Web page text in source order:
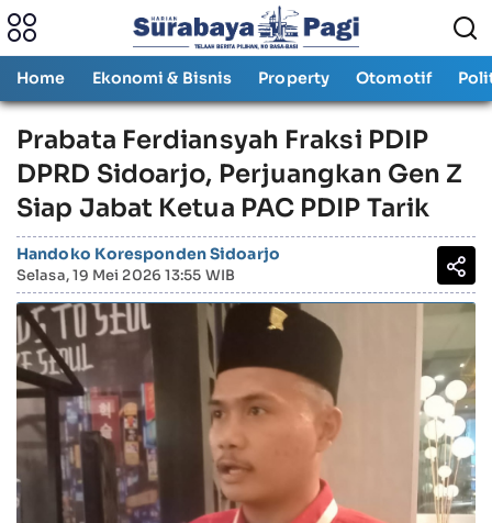
Home Ekonomi & Bisnis Property Otomotif
Prabata Ferdiansyah Fraksi PDIP
DPRD Sidoarjo, Perjuangkan Gen Z
Siap Jabat Ketua PAC PDIP Tarik
Handoko Koresponden Sidoarjo
Selasa, 19 Mei 2026 13:55 WIB